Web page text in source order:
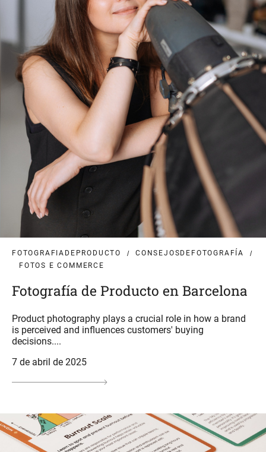
FOTOGRAFIADEPRODUCTO
CONSEJOSDEFOTOGRAFÍA
FOTOS E COMMERCE
Fotografía de Producto en Barcelona
Product photography plays a crucial role in how a brand
is perceived and influences customers' buying
decisions....
7 de abril de 2025